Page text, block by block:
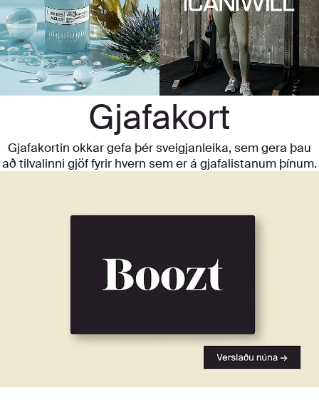
Gjafakort
Gjafakortin okkar gefa þér sveigjanleika, sem gera þau
að tilvalinni gjöf fyrir hvern sem er á gjafalistanum þínum.